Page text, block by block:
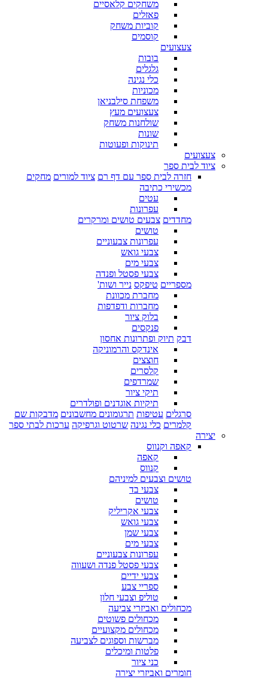
משחקים קלאסיים
פאזלים
קוביות משחק
קוסמים
צעצועים
בובות
גלגלים
כלי נגינה
מכוניות
משפחת סילבניאן
צעצועים מעץ
שולחנות משחק
שונות
תינוקות ופעוטות
צעצועים
ציוד לבית ספר
חזרה לבית ספר עם דף רם ציוד למורים מחקים
מכשירי כתיבה
עטים
עפרונות
מחדדים צבעים טושים ומרקרים
טושים
עפרונות צבעוניים
צבעי גואש
צבעי מים
צבעי פסטל ופנדה
מספריים טיפקס נייר ושות'
מחברת מכוונת
מחברות ודפדפות
בלוק ציור
פנקסים
דבק תיוק ופתרונות אחסון
אינדקס והרמוניקה
חוצצים
קלסרים
שמרדפים
תיקי ציור
תיקיות אוגדנים ופולדרים
סרגלים עטיפות תרגומונים מחשבונים מדבקות שם
קלמרים כלי נגינה שרטוט וגרפיקה ערכות לבתי ספר
יצירה
קאפה וקנווס
קאפה
קנווס
טושים וצבעים למיניהם
צבעי בד
טושים
צבעי אקריליק
צבעי גואש
צבעי שמן
צבעי מים
עפרונות צבעוניים
צבעי פסטל פנדה ושעווה
צבעי ידיים
ספריי צבע
טוליפ וצבעי חלון
מכחולים ואביזרי צביעה
מכחולים פשוטים
מכחולים מקצועיים
מברשות וספוגים לצביעה
פלטות ומיכלים
כני ציור
חומרים ואביזרי יצירה